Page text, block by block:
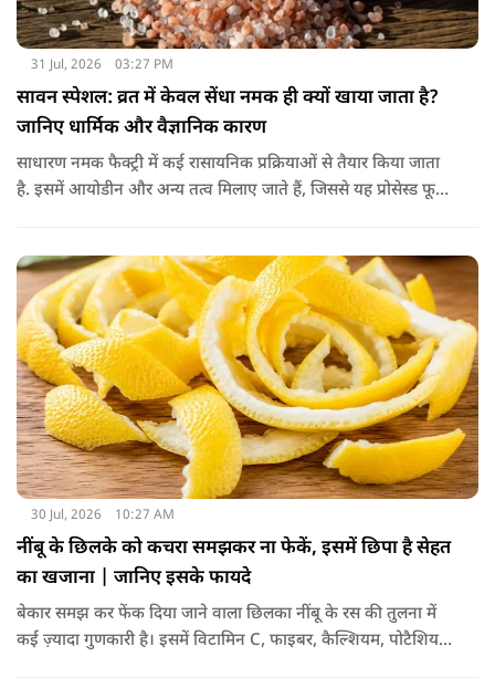
31 Jul, 2026 03:27 PM
सावन स्पेशल: व्रत में केवल सेंधा नमक ही क्यों खाया जाता है?
जानिए धार्मिक और वैज्ञानिक कारण
साधारण नमक फैक्ट्री में कई रासायनिक प्रक्रियाओं से तैयार किया जाता
है. इसमें आयोडीन और अन्य तत्व मिलाए जाते हैं, जिससे यह प्रोसेस्ड फूड
जाता, इसलिए इसे अधिक शुद्ध माना जाता है.
30 Jul, 2026 10:27 AM
नींबू के छिलके को कचरा समझकर ना फेकें, इसमें छिपा है सेहत
का खजाना | जानिए इसके फायदे
बेकार समझ कर फेंक दिया जाने वाला छिलका नींबू के रस की तुलना में
कई ज़्यादा गुणकारी है। इसमें विटामिन C, फाइबर, कैल्शियम, पोटैशियम